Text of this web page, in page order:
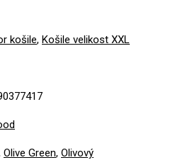
košile, Košile velikost XXL
Olive Green, Olivový